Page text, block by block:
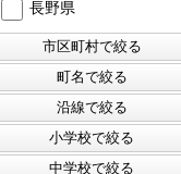
マンションカタログ
会社概要
スタッフ紹介
長野県